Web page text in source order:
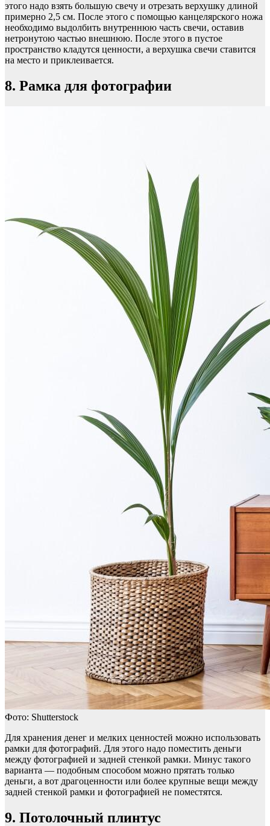
этого надо взять большую свечу и отрезать верхушку длиной
примерно 2,5 см. После этого с помощью канцелярского ножа
необходимо выдолбить внутреннюю часть свечи, оставив
нетронутою частью внешнюю. После этого в пустое
пространство кладутся ценности, а верхушка свечи ставится
на место и приклеивается.
8. Рамка для фотографии
Фото: Shutterstock
Для хранения денег и мелких ценностей можно использовать
рамки для фотографий. Для этого надо поместить деньги
между фотографией и задней стенкой рамки. Минус такого
варианта — подобным способом можно прятать только
деньги, а вот драгоценности или более крупные вещи между
задней стенкой рамки и фотографией не поместятся.
9. Потолочный плинтус